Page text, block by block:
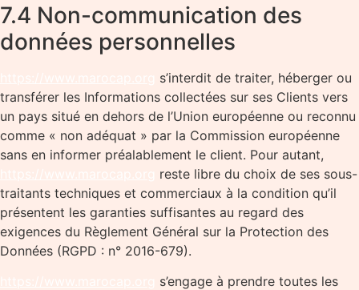
7.4 Non-communication des
données personnelles
s’interdit de traiter, héberger ou
transférer les Informations collectées sur ses Clients vers
un pays situé en dehors de l’Union européenne ou reconnu
comme « non adéquat » par la Commission européenne
sans en informer préalablement le client. Pour autant,
reste libre du choix de ses sous-
traitants techniques et commerciaux à la condition qu’il
présentent les garanties suffisantes au regard des
exigences du Règlement Général sur la Protection des
Données (RGPD : n° 2016-679).
s’engage à prendre toutes les